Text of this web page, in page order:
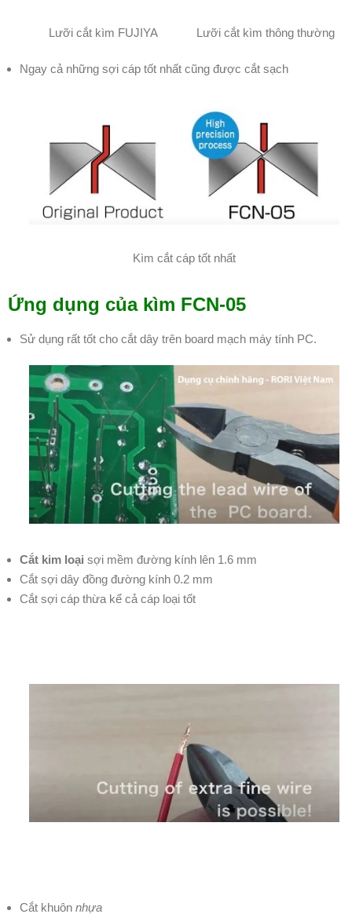
Lưỡi cắt kìm FUJIYA Lưỡi cắt kìm thông thường
Ngay cả những sợi cáp tốt nhất cũng được cắt sạch
Kìm cắt cáp tốt nhất
Ứng dụng của kìm FCN-05
Sử dụng rất tốt cho cắt dây trên board mạch máy tính PC.
Cắt kim loại sợi mềm đường kính lên 1.6 mm
Cắt sợi dây đồng đường kính 0.2 mm
Cắt sợi cáp thừa kể cả cáp loại tốt
Cắt khuôn nhựa